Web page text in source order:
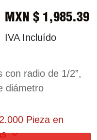
MXN $ 1,985.39
IVA Incluído
con radio de 1/2”,
diámetro
Pieza en